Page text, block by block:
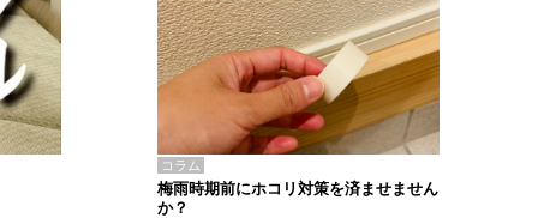
コラム
梅雨時期前にホコリ対策を済ませません
か？